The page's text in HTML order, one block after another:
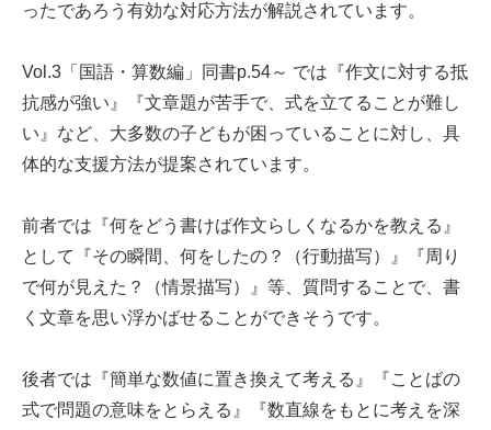
ったであろう有効な対応方法が解説されています。
Vol.3「国語・算数編」同書p.54～ では『作文に対する抵
抗感が強い』『文章題が苦手で、式を立てることが難し
い』など、大多数の子どもが困っていることに対し、具
体的な支援方法が提案されています。
前者では『何をどう書けば作文らしくなるかを教える』
として『その瞬間、何をしたの？（行動描写）』『周り
で何が見えた？（情景描写）』等、質問することで、書
く文章を思い浮かばせることができそうです。
後者では『簡単な数値に置き換えて考える』『ことばの
式で問題の意味をとらえる』『数直線をもとに考えを深